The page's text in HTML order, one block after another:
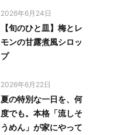
2026年6月24日
【旬のひと皿】梅とレ
モンの甘露煮風シロッ
プ
2026年6月22日
夏の特別な一日を、何
度でも。本格「流しそ
うめん」が家にやって